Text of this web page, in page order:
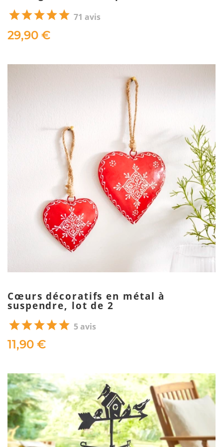
71 avis
29,90 €
Cœurs décoratifs en métal à
suspendre, lot de 2
5 avis
11,90 €